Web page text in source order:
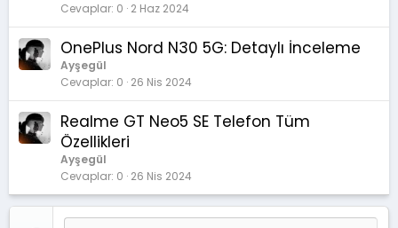
Cevaplar 0 2 Haz 2024
OnePlus Nord N30 5G: Detaylı İnceleme
Ayşegül
Cevaplar 0 26 Nis 2024
Realme GT Neo5 SE Telefon Tüm
Özellikleri
Ayşegül
Cevaplar 0 26 Nis 2024